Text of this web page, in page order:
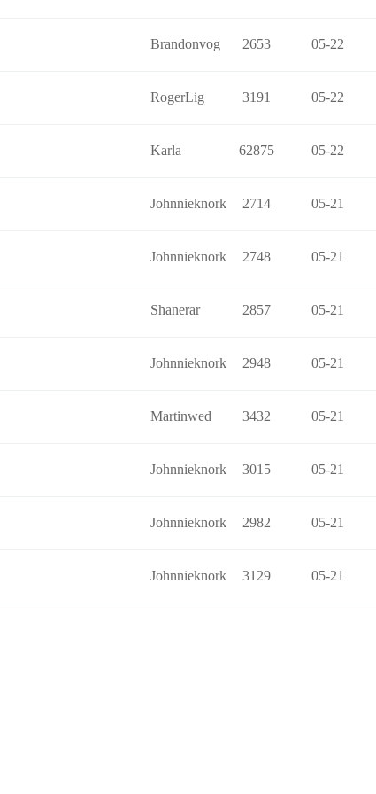
Brandonvog 2653 05-22
RogerLig 3191 05-22
Karla 62875 05-22
Johnnieknork 2714 05-21
Johnnieknork 2748 05-21
Shanerar 2857 05-21
Johnnieknork 2948 05-21
Martinwed 3432 05-21
Johnnieknork 3015 05-21
Johnnieknork 2982 05-21
Johnnieknork 3129 05-21